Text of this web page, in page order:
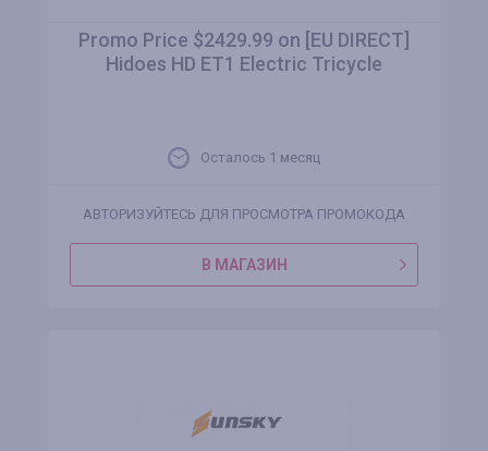
Promo Price $2429.99 on [EU DIRECT]
Hidoes HD ET1 Electric Tricycle
Осталось 1 месяц
АВТОРИЗУЙТЕСЬ ДЛЯ ПРОСМОТРА ПРОМОКОДА
В МАГАЗИН